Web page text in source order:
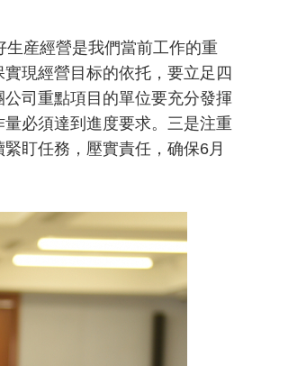
産經營是我們當前工作的重
現經營目标的依托，要立足四
司重點項目的單位要充分發揮
必須達到進度要求。三是注重
盯任務，壓實責任，确保6月